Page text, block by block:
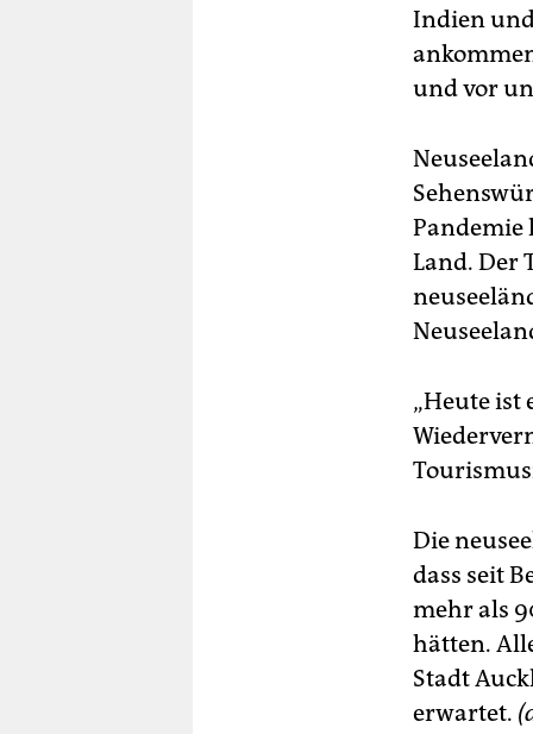
Indien
und vor
Land. Der
„Heute ist
Die
dass seit
mehr als
hätten.
Stadt
erwartet.